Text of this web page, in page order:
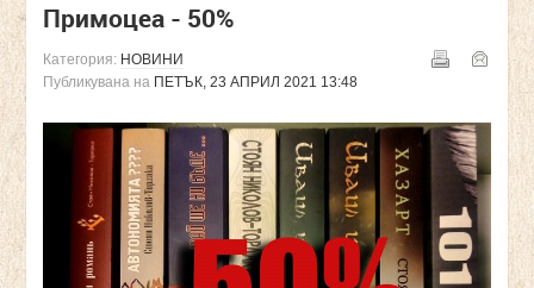
Примоцеа - 50%
Категория: НОВИНИ
Публикувана на ПЕТЪК, 23 АПРИЛ 2021 13:48